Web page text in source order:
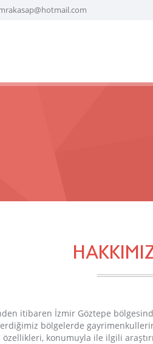
itibaren İzmir Göztepe
bölgelerde
özellikleri, konumuyla ile ilgili